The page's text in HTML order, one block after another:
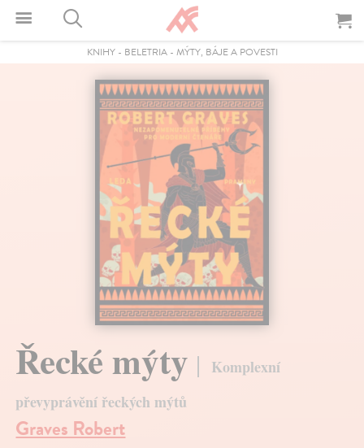
KNIHY- BELETRIA- MÝTY, BÁJE A POVESTI
Řecké mýty
Komplexní
převyprávění řeckých mýtů
Graves Robert